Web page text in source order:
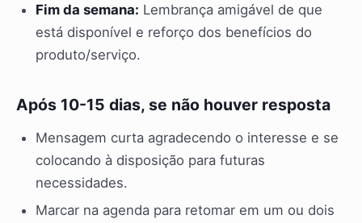
Fim da semana: Lembrança amigável de que
está disponível e reforço dos benefícios do
produto/serviço.
Após 10-15 dias, se não houver resposta
Mensagem curta agradecendo o interesse e se
colocando à disposição para futuras
necessidades.
Marcar na agenda para retomar em um ou dois